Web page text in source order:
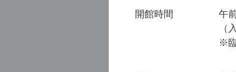
開館時間
午
（
※